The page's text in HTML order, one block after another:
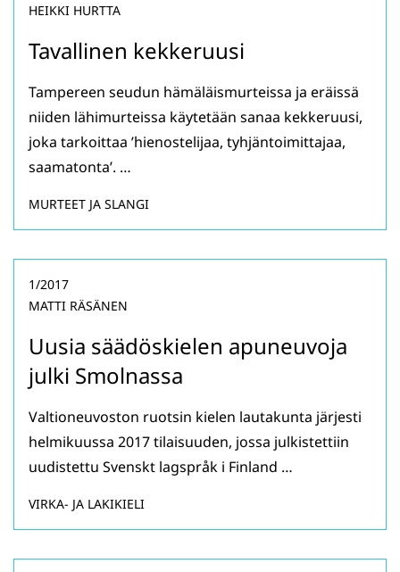
Tavallinen kekkeruusi
HEIKKI HURTTA
Tampereen seudun hämäläismurteissa ja eräissä
niiden lähimurteissa käytetään sanaa kekkeruusi,
joka tarkoittaa ’hienostelijaa, tyhjäntoimittajaa,
saamatonta’. …
MURTEET JA SLANGI
Uusia säädöskielen apuneuvoja
julki Smolnassa
1/2017
MATTI RÄSÄNEN
Valtioneuvoston ruotsin kielen lautakunta järjesti
helmikuussa 2017 tilaisuuden, jossa julkistettiin
uudistettu Svenskt lagspråk i Finland …
VIRKA- JA LAKIKIELI